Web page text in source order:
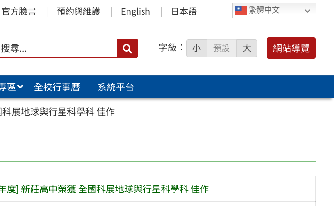
繁體中文
官方臉書 預約與維護 English 日本語
搜
尋：
字級： 小 預設 大 網站導覽
區 全校行事曆
系統平台
展地球與行星科學科 佳作
度] 新莊高中榮獲 全國科展地球與行星科學科 佳作